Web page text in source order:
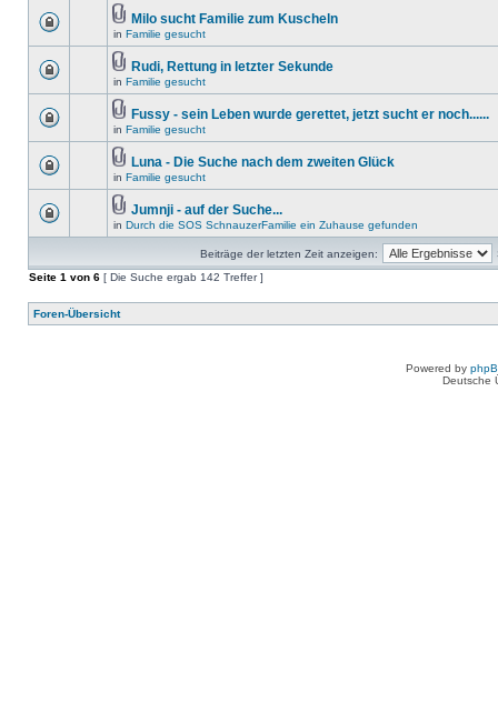
Milo sucht Familie zum Kuscheln
in Familie gesucht
Rudi, Rettung in letzter Sekunde
in Familie gesucht
Fussy - sein Leben wurde gerettet, jetzt sucht er noch......
in Familie gesucht
Luna - Die Suche nach dem zweiten Glück
in Familie gesucht
Jumnji - auf der Suche...
in Durch die SOS SchnauzerFamilie ein Zuhause gefunden
Beiträge der letzten Zeit anzeigen:
Seite 1 von 6 [ Die Suche ergab 142 Treffer ]
Foren-Übersicht
Powered by
Deutsche